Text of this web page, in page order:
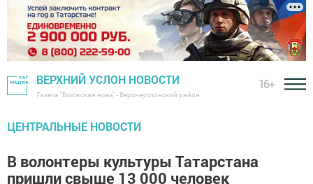
ВЕРХНИЙ УСЛОН НОВОСТИ
Газета "Волжская новь" - Верхнеуслонский район
16+
ЦЕНТРАЛЬНЫЕ НОВОСТИ
В волонтеры культуры Татарстана
пришли свыше 13 000 человек